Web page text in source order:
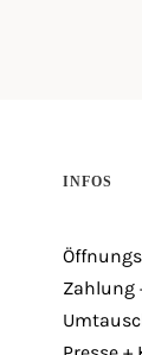
INFOS
Zahlung